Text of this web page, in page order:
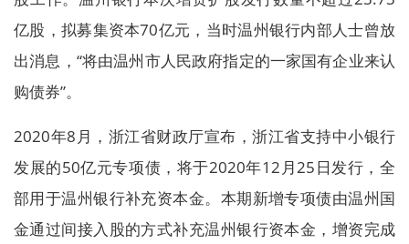
亿股，拟募集资本70亿元，当时温州银行内部人士曾放
出消息，“将由温州市人民政府指定的一家国有企业来认
购债券”。
2020年8月，浙江省财政厅宣布，浙江省支持中小银行
发展的50亿元专项债，将于2020年12月25日发行，全
部用于温州银行补充资本金。本期新增专项债由温州国
金通过间接入股的方式补充温州银行资本金，增资完成